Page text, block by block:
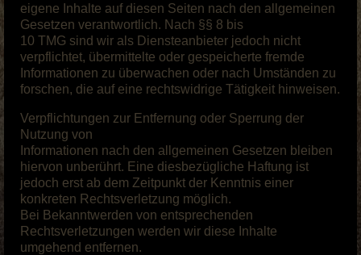
eigene Inhalte auf diesen Seiten nach den allgemeinen
Gesetzen verantwortlich. Nach §§ 8 bis
10 TMG sind wir als Diensteanbieter jedoch nicht
verpflichtet, übermittelte oder gespeicherte fremde
Informationen zu überwachen oder nach Umständen zu
forschen, die auf eine rechtswidrige Tätigkeit hinweisen.
Verpflichtungen zur Entfernung oder Sperrung der
Nutzung von
Informationen nach den allgemeinen Gesetzen bleiben
hiervon unberührt. Eine diesbezügliche Haftung ist
jedoch erst ab dem Zeitpunkt der Kenntnis einer
konkreten Rechtsverletzung möglich.
Bei Bekanntwerden von entsprechenden
Rechtsverletzungen werden wir diese Inhalte
umgehend entfernen.